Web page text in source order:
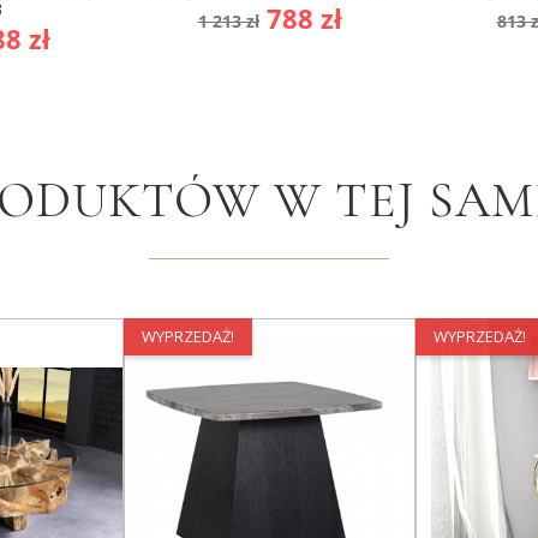
zł
Cena
podstawowa
1 213 zł Cena
788 zł 813
W TEJ
WYPRZEDAŻ! WYPRZEDAŻ!